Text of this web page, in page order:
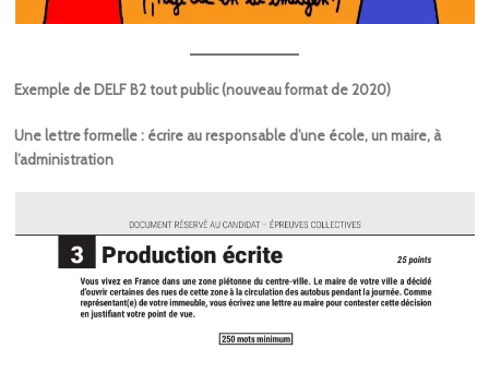
Exemple de DELF B2 tout public (nouveau format de 2020)
Une lettre formelle : écrire au responsable d’une école, un maire, à
l’administration